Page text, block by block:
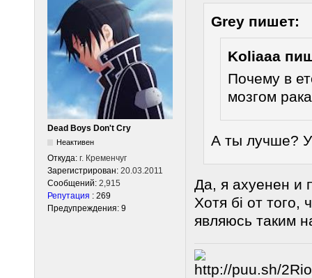
Dead Boys Don't Cry
Неактивен
Откуда: г. Кременчуг
Зарегистрирован: 20.03.2011
Сообщений: 2,915
Репутация : 269
Предупреждения: 9
Grey пишет:
Koliaaa
Почему в
мозгом
А ты лучше?
Да, я ахуенен и
Хотя бі от того,
являюсь таким